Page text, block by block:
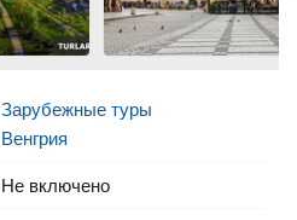
Зарубежные туры
Венгрия
Не включено